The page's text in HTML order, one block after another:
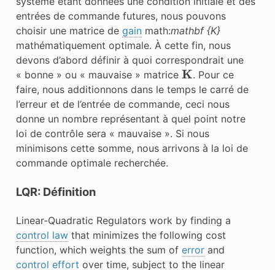
entrées de commande futures, nous pouvons
choisir une matrice de gainmath:mathbf {K}
mathématiquement optimale. À cette fin, nous
devons d’abord définir à quoi correspondrait une
« bonne » ou « mauvaise » matrice K . Pour ce
faire, nous additionnons dans le temps le carré de
l’erreur et de l’entrée de commande, ceci nous
donne un nombre représentant à quel point notre
loi de contrôle sera « mauvaise ». Si nous
minimisons cette somme, nous arrivons à la loi de
commande optimale recherchée.
LQR: Définition
Linear-Quadratic Regulators work by finding a
control lawthat minimizes the following cost
function, which weights the sum of errorand
control effort over time, subject to the linear